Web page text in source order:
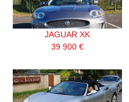
JAGUAR XK
39 900 €